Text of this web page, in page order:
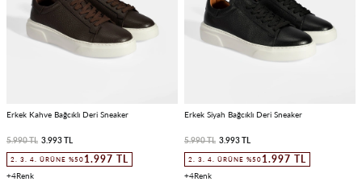
Erkek Kahve Bağcıklı Deri Sneaker
3.993 TL
5.990 TL
2. 3. 4. ÜRÜNE %50 1.997 TL
4
Erkek Siyah Bağcıklı Deri Sneaker
3.993 TL
5.990 TL
2. 3. 4. ÜRÜNE %50 1.997 TL
4